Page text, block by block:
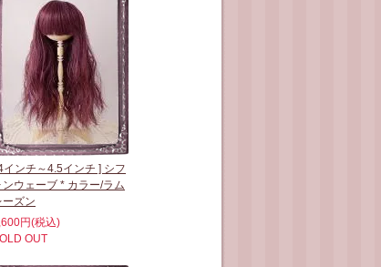
インチ～4.5インチ ] シフ
ンウェーブ * カラー/ラム
ーズン
円(税込)
OUT